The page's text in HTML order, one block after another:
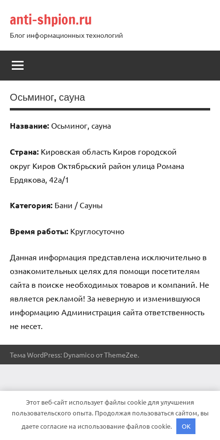
содержимому
anti-shpion.ru
Блог информационных технологий
Осьминог, сауна
Название: Осьминог, сауна
Страна: Кировская область Киров городской
округ Киров Октябрьский район улица Романа
Ердякова, 42а/1
Категория: Бани / Сауны
Время работы: Круглосуточно
Данная информация представлена исключительно в
ознакомительных целях для помощи посетителям
сайта в поиске необходимых товаров и компаний. Не
является рекламой! За неверную и изменившуюся
информацию Администрация сайта ответственность
не несет.
Тема WordPress: Dynamico от ThemeZee.
Этот веб-сайт использует файлы cookie для улучшения
пользовательского опыта. Продолжая пользоваться сайтом, вы
даете согласие на использование файлов cookie.
OK